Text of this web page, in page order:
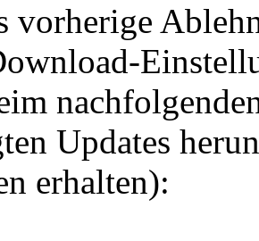
vorherige
Updates
erhalten):